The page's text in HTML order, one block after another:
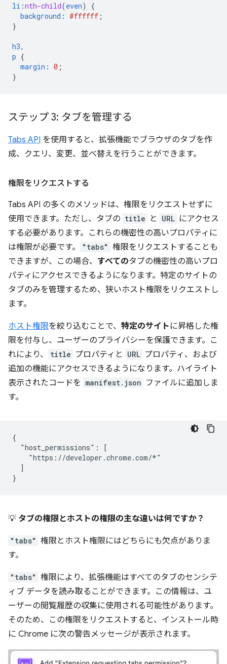
li :nth-child(even)
{
background : #ffffff ;
}
h3,
p {
margin : 0 ;
}
ステップ 3: タブを管理する
Tabs API を使用すると、拡張機能でブラウザのタブを作
成、クエリ、変更、並べ替えを行うことができます。
権限をリクエストする
Tabs API の多くのメソッドは、権限をリクエストせずに
使用できます。ただし、タブの title と URL にアクセス
する必要があります。これらの機密性の高いプロパティに
は権限が必要です。
"tabs" 権限をリクエストすることも
できますが、この場合、 すべてのタブの機密性の高いプロ
パティにアクセスできるようになります。特定のサイトの
タブのみを管理するため、狭いホスト権限をリクエストし
ます。
ホスト権限を絞り込むことで、 特定のサイト に昇格した権
限を付与し、ユーザーのプライバシーを保護できます。こ
れにより、
title プロパティと URL プロパティ、および
追加の機能にアクセスできるようになります。ハイライト
表示されたコードを manifest.json ファイルに追加しま
す。
{
  "host_permissions": [
    "https://developer.chrome.com/*"
  ]
💡 タブの権限とホストの権限の主な違いは何ですか？
"tabs" 権限とホスト権限にはどちらにも欠点がありま
す。
"tabs" 権限により、拡張機能はすべてのタブのセンシテ
ィブ データを読み取ることができます。この情報は、ユ
ーザーの閲覧履歴の収集に使用される可能性があります。
そのため、この権限をリクエストすると、インストール時
に Chrome に次の警告メッセージが表示されます。